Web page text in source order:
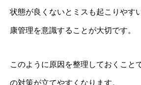
状態が良くないとミスも起こりやす
康管理を意識することが大切です。
このように原因を整理しておくこと
の対策が立てやすくなります。